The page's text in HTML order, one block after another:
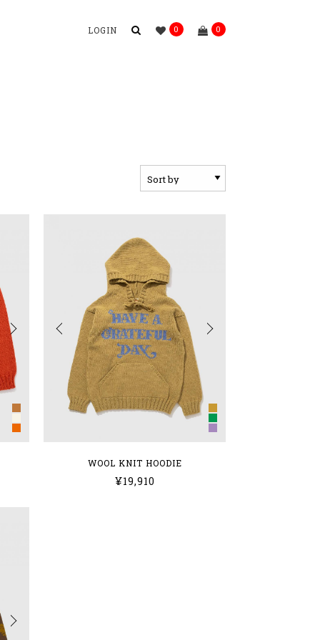
LOGIN 0 0
WOOL KNIT HOODIE
¥19,910